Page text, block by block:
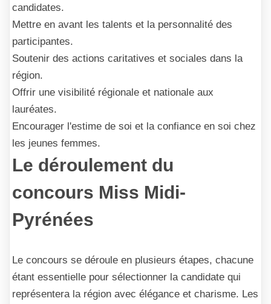
candidates.
Mettre en avant les talents et la personnalité des
participantes.
Soutenir des actions caritatives et sociales dans la
région.
Offrir une visibilité régionale et nationale aux
lauréates.
Encourager l'estime de soi et la confiance en soi chez
les jeunes femmes.
Le déroulement du
concours Miss Midi-
Pyrénées
Le concours se déroule en plusieurs étapes, chacune
étant essentielle pour sélectionner la candidate qui
représentera la région avec élégance et charisme. Les